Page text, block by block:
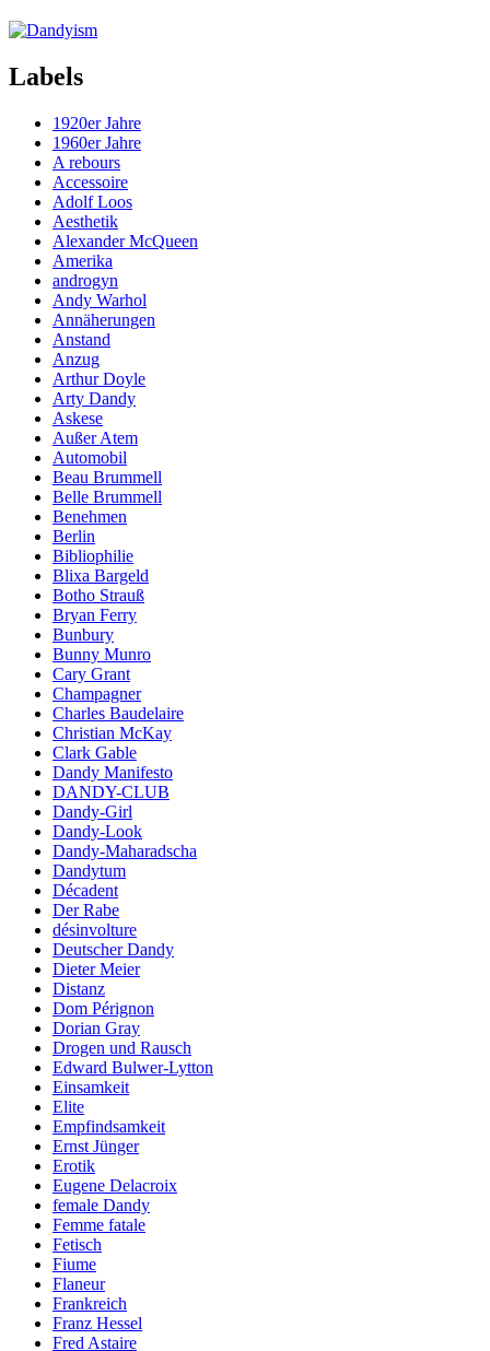
Labels
1920er Jahre
1960er Jahre
A rebours
Accessoire
Adolf Loos
Aesthetik
Alexander McQueen
Amerika
androgyn
Andy Warhol
Annäherungen
Anstand
Anzug
Arthur Doyle
Arty Dandy
Askese
Außer Atem
Automobil
Beau Brummell
Belle Brummell
Benehmen
Berlin
Bibliophilie
Blixa Bargeld
Botho Strauß
Bryan Ferry
Bunbury
Bunny Munro
Cary Grant
Champagner
Charles Baudelaire
Christian McKay
Clark Gable
Dandy Manifesto
DANDY-CLUB
Dandy-Girl
Dandy-Look
Dandy-Maharadscha
Dandytum
Décadent
Der Rabe
désinvolture
Deutscher Dandy
Dieter Meier
Distanz
Dom Pérignon
Dorian Gray
Drogen und Rausch
Edward Bulwer-Lytton
Einsamkeit
Elite
Empfindsamkeit
Ernst Jünger
Erotik
Eugene Delacroix
female Dandy
Femme fatale
Fetisch
Fiume
Flaneur
Frankreich
Franz Hessel
Fred Astaire